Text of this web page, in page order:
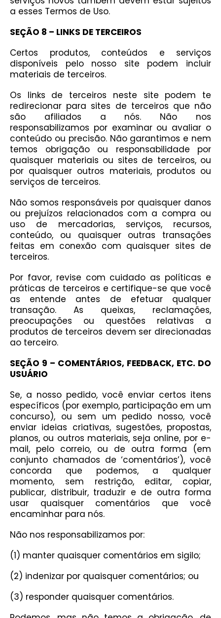
a esses Termos de Uso.
SEÇÃO 8 – LINKS DE TERCEIROS
Certos produtos, conteúdos e serviços
disponíveis pelo nosso site podem incluir
materiais de terceiros.
Os links de terceiros neste site podem te
redirecionar para sites de terceiros que não
são afiliados a nós. Não nos
responsabilizamos por examinar ou avaliar o
conteúdo ou precisão. Não garantimos e nem
temos obrigação ou responsabilidade por
quaisquer materiais ou sites de terceiros, ou
por quaisquer outros materiais, produtos ou
serviços de terceiros.
Não somos responsáveis por quaisquer danos
ou prejuízos relacionados com a compra ou
uso de mercadorias, serviços, recursos,
conteúdo, ou quaisquer outras transações
feitas em conexão com quaisquer sites de
terceiros.
Por favor, revise com cuidado as políticas e
práticas de terceiros e certifique-se que você
as entende antes de efetuar qualquer
transação. As queixas, reclamações,
preocupações ou questões relativas a
produtos de terceiros devem ser direcionadas
ao terceiro.
SEÇÃO 9 – COMENTÁRIOS, FEEDBACK, ETC. DO
USUÁRIO
Se, a nosso pedido, você enviar certos itens
específicos (por exemplo, participação em um
concurso), ou sem um pedido nosso, você
enviar ideias criativas, sugestões, propostas,
planos, ou outros materiais, seja online, por e-
mail, pelo correio, ou de outra forma (em
conjunto chamados de ‘comentários’), você
concorda que podemos, a qualquer
momento, sem restrição, editar, copiar,
publicar, distribuir, traduzir e de outra forma
usar quaisquer comentários que você
encaminhar para nós.
Não nos responsabilizamos por:
(1) manter quaisquer comentários em sigilo;
(2) indenizar por quaisquer comentários; ou
(3) responder quaisquer comentários.